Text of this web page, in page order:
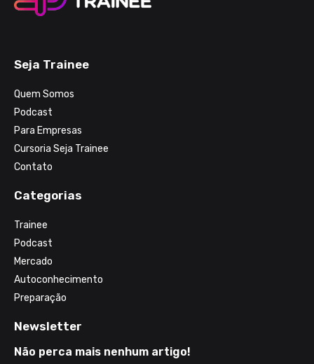
Seja Trainee
Quem Somos
Podcast
Para Empresas
Cursoria Seja Trainee
Contato
Categorias
Trainee
Podcast
Mercado
Autoconhecimento
Preparação
Newsletter
Não perca mais nenhum artigo!